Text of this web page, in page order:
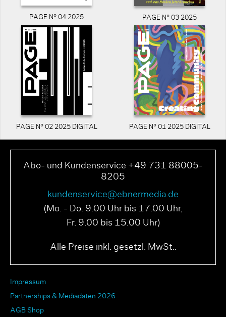
PAGE N° 04 2025 PAGE N° 03 2025
PAGE N° 02 2025 DIGITAL PAGE N° 01 2025 DIGITAL
Abo- und Kundenservice +49 731 88005-
8205
kundenservice@ebnermedia.de
(Mo. - Do. 9.00 Uhr bis 17.00 Uhr,
Fr. 9.00 bis 15.00 Uhr)
Alle Preise inkl. gesetzl. MwSt..
Impressum
Partnerships & Mediadaten 2026
AGB Shop